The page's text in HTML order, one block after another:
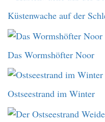
Küstenwache auf der
Das Wormshöfter Noor
Ostseestrand im Winter